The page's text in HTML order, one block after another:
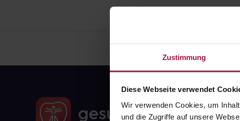
Zustimmung
Diese Webseite verwendet
Wir verwenden Cookies, um
und die Zugriffe auf unsere